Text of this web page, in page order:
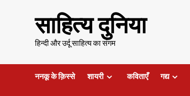
साहित्य दुनिया
हिन्दी और उर्दू साहित्य का संगम
ननकू के क़िस्से शायरी कविताएँ गद्य